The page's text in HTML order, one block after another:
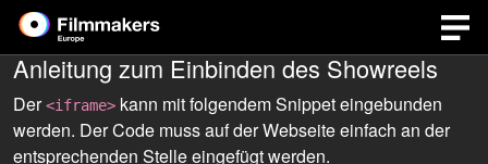
Anleitung zum Einbinden des Showreels
Der<iframe> kann mit folgendem Snippet eingebunden
werden. Der Code muss auf der Webseite einfach an der
entsprechenden Stelle eingefügt werden.